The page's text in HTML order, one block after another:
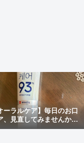
ーラルケア】毎日のお口
、見直してみませんか？
すめの市販歯磨き粉＆韓